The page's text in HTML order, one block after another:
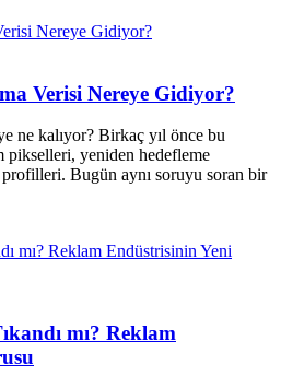
Verisi Nereye Gidiyor?
ne kalıyor? Birkaç yıl önce bu
pikselleri, yeniden hedefleme
profilleri. Bugün aynı soruyu soran bir
mı? Reklam